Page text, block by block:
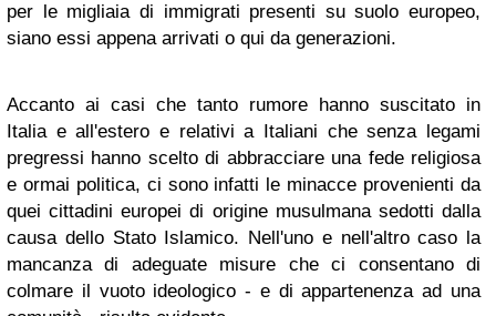
per le migliaia di immigrati presenti su suolo europeo,
siano essi appena arrivati o qui da generazioni.
Accanto ai casi che tanto rumore hanno suscitato in
Italia e all'estero e relativi a Italiani che senza legami
pregressi hanno scelto di abbracciare una fede religiosa
e ormai politica, ci sono infatti le minacce provenienti da
quei cittadini europei di origine musulmana sedotti dalla
causa dello Stato Islamico. Nell'uno e nell'altro caso la
mancanza di adeguate misure che ci consentano di
colmare il vuoto ideologico - e di appartenenza ad una